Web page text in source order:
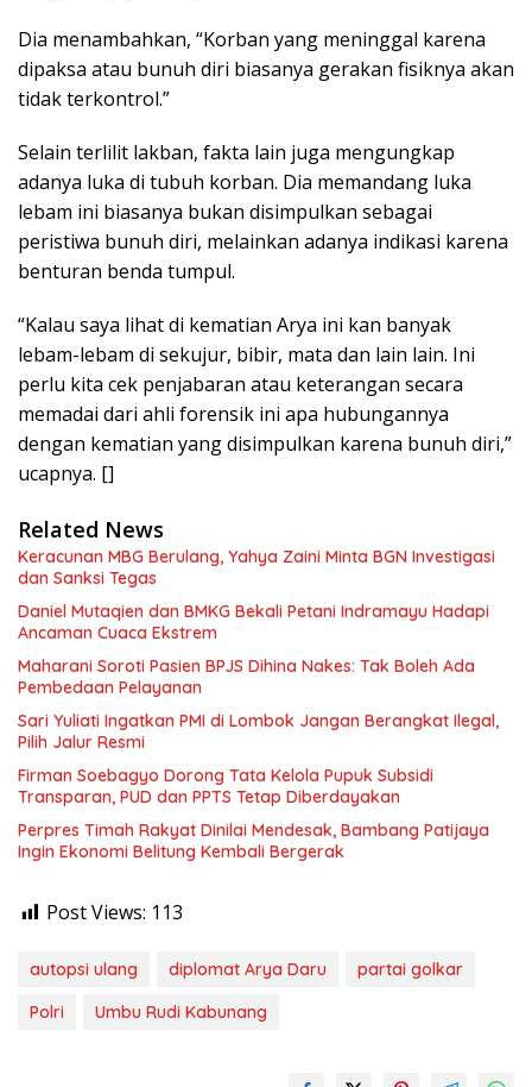
Dia menambahkan, “Korban yang meninggal karena
dipaksa atau bunuh diri biasanya gerakan fisiknya akan
tidak terkontrol.”
Selain terlilit lakban, fakta lain juga mengungkap
adanya luka di tubuh korban. Dia memandang luka
lebam ini biasanya bukan disimpulkan sebagai
peristiwa bunuh diri, melainkan adanya indikasi karena
benturan benda tumpul.
“Kalau saya lihat di kematian Arya ini kan banyak
lebam-lebam di sekujur, bibir, mata dan lain lain. Ini
perlu kita cek penjabaran atau keterangan secara
memadai dari ahli forensik ini apa hubungannya
dengan kematian yang disimpulkan karena bunuh diri,”
ucapnya. []
Related News
Keracunan MBG Berulang, Yahya Zaini Minta BGN Investigasi
dan Sanksi Tegas
Daniel Mutaqien dan BMKG Bekali Petani Indramayu Hadapi
Ancaman Cuaca Ekstrem
Maharani Soroti Pasien BPJS Dihina Nakes: Tak Boleh Ada
Pembedaan Pelayanan
Sari Yuliati Ingatkan PMI di Lombok Jangan Berangkat Ilegal,
Pilih Jalur Resmi
Firman Soebagyo Dorong Tata Kelola Pupuk Subsidi
Transparan, PUD dan PPTS Tetap Diberdayakan
Perpres Timah Rakyat Dinilai Mendesak, Bambang Patijaya
Ingin Ekonomi Belitung Kembali Bergerak
Post Views: 113
autopsi ulang diplomat Arya Daru
partai golkar
Polri
Umbu Rudi Kabunang